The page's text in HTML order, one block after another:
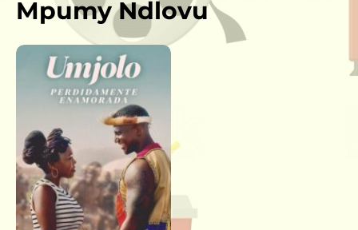
Mpumy Ndlovu